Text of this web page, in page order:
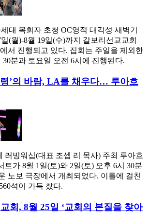
대 목회자 초청 OC영적 대각성 새벽기
(월)-8월 19일(수)까지 갈보리선교교회
서 진행되고 있다. 집회는 주일을 제외한
30분과 토요일 오전 6시에 진행된다.
령’의 바람, LA를 채우다… 루아흐
러빙워십(대표 조셉 리 목사) 주최 루아흐
트가 8월 1일(토)와 2일(토) 오후 6시 30분
노보 극장에서 개최되었다. 이틀에 걸친
석이 가득 찼다.
회, 8월 25일 ‘교회의 본질을 찾아